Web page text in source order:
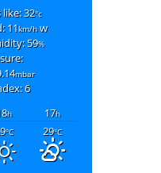
like: 32°c
11km/hw
59%
mbar
6
17h
h
29°C
°C